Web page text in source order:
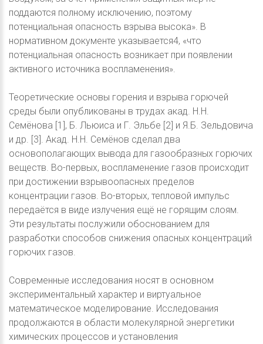
поддаются полному исключению, поэтому
потенциальная опасность взрыва высока». В
нормативном документе указывается4, «что
потенциальная опасность возникает при появлении
активного источника воспламенения».
Теоретические основы горения и взрыва горючей
среды были опубликованы в трудах акад. Н.Н.
Семёнова [1], Б. Льюиса и Г. Эльбе [2] и Я.Б. Зельдовича
и др. [3]. Акад. Н.Н. Семёнов сделал два
основополагающих вывода для газообразных горючих
веществ. Во-первых, воспламенение газов происходит
при достижении взрывоопасных пределов
концентрации газов. Во-вторых, тепловой импульс
передаётся в виде излучения ещё не горящим слоям.
Эти результаты послужили обоснованием для
разработки способов снижения опасных концентраций
горючих газов.
Современные исследования носят в основном
экспериментальный характер и виртуальное
математическое моделирование. Исследования
продолжаются в области молекулярной энергетики
химических процессов и установления